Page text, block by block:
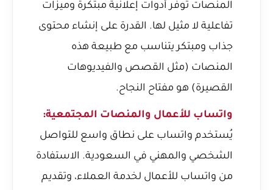
المنصات توفر أدوات إعلانية مبتكرة وميزات
تفاعلية لا مثيل لها. القدرة على إنشاء محتوى
جذاب ومبتكر يتناسب مع طبيعة هذه
المنصات (مثل القصص والفيديوهات
القصيرة) هو مفتاح النجاح.
واتساب للأعمال والمنصات المجتمعية:
يُستخدم واتساب على نطاق واسع للتواصل
الشخصي والمهني في السعودية. الاستفادة
من واتساب للأعمال لخدمة العملاء، وتقديم